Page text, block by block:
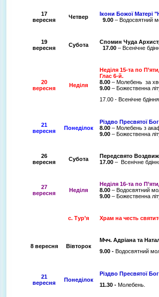
17
вересня
Четвер
Ікони Божої Матері
9.00 – Водосвятний
19
вересня
Субота
Спомин Чуда
17.00 – Всенічне
20
вересня
Неділя
Неділя 15-та по
Глас 6-й.
8.00 – Молебень за
9.00 – Божественна
17.00 - Всенічне бдіння.
21
вересня
Понеділок
Різдво Пресвятої
8.00 – Молебень з
9.00 – Божественна
26
вересня
Субота
Передсвято
17.00 – Всенічне
27
вересня
Неділя
Неділя 16-та по
8.00 – Водосвятний
9.00 – Божественна
с. Тур’я Храм на честь
8 вересня Вівторок
Мчч. Адріана та
9.00 - Водосвятний
21
вересня
Понеділок
Різдво Пресвятої
11.30 - Молебень.